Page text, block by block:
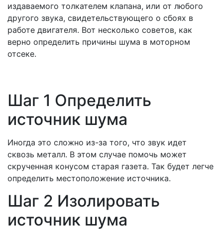
издаваемого толкателем клапана, или от любого
другого звука, свидетельствующего о сбоях в
работе двигателя. Вот несколько советов, как
верно определить причины шума в моторном
отсеке.
Шаг 1 Определить
источник шума
Иногда это сложно из-за того, что звук идет
сквозь металл. В этом случае помочь может
скрученная конусом старая газета. Так будет легче
определить местоположение источника.
Шаг 2 Изолировать
источник шума